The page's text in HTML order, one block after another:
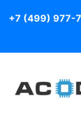
+7 (499) 977-